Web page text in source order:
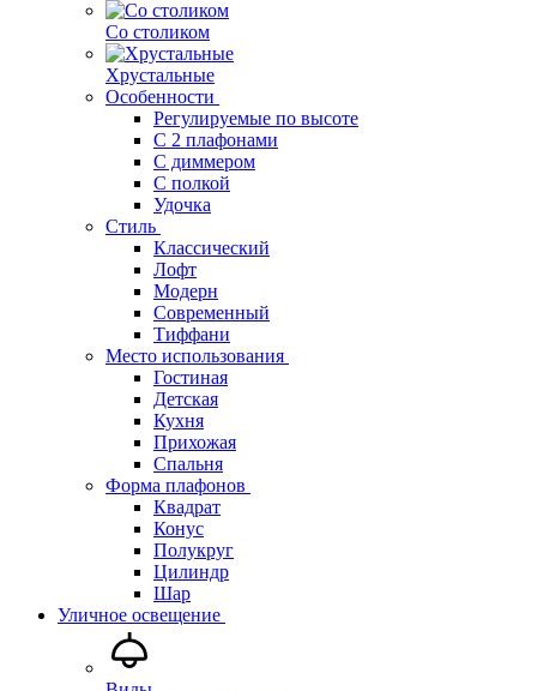
Со столиком
Хрустальные
Особенности
Регулируемые по высоте
С 2 плафонами
С диммером
С полкой
Удочка
Стиль
Классический
Лофт
Модерн
Современный
Тиффани
Место использования
Гостиная
Детская
Кухня
Прихожая
Спальня
Форма плафонов
Квадрат
Конус
Полукруг
Цилиндр
Шар
Уличное освещение